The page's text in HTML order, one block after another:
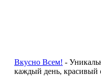
Вкусно Всем! -
каждый день, красивый